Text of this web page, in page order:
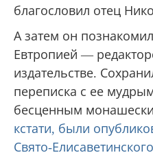
благословил отец
А затем он
Евтропией —
издательстве.
переписка с ее
бесценным
кстати, были
Свято-